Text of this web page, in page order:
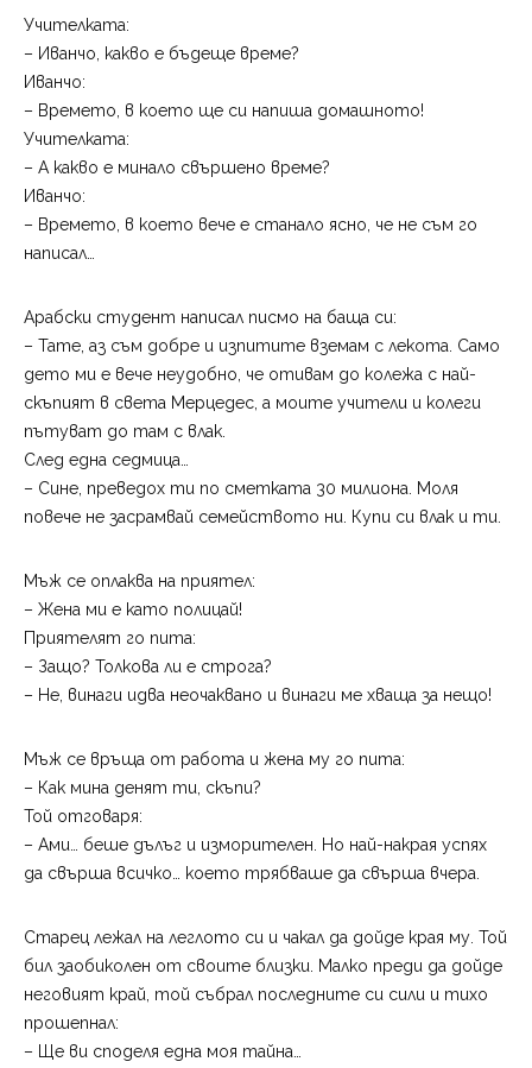
Учителката:
– Иванчо, какво е бъдеще време?
Иванчо:
– Времето, в което ще си напиша домашното!
Учителката:
– А какво е минало свършено време?
Иванчо:
– Времето, в което вече е станало ясно, че не съм го
написал…
Арабски студент написал писмо на баща си:
– Тате, аз съм добре и изпитите вземам с лекота. Само
дето ми е вече неудобно, че отивам до колежа с най-
скъпият в света Мерцедес, а моите учители и колеги
пътуват до там с влак.
След една седмица…
– Сине, преведох ти по сметката 30 милиона. Моля
повече не засрамвай семейството ни. Купи си влак и ти.
Мъж се оплаква на приятел:
– Жена ми е като полицай!
Приятелят го пита:
– Защо? Толкова ли е строга?
– Не, винаги идва неочаквано и винаги ме хваща за нещо!
Мъж се връща от работа и жена му го пита:
– Как мина денят ти, скъпи?
Той отговаря:
– Ами… беше дълъг и изморителен. Но най-накрая успях
да свърша всичко… което трябваше да свърша вчера.
Старец лежал на леглото си и чакал да дойде края му. Той
бил заобиколен от своите близки. Малко преди да дойде
неговият край, той събрал последните си сили и тихо
прошепнал:
– Ще ви споделя една моя тайна…